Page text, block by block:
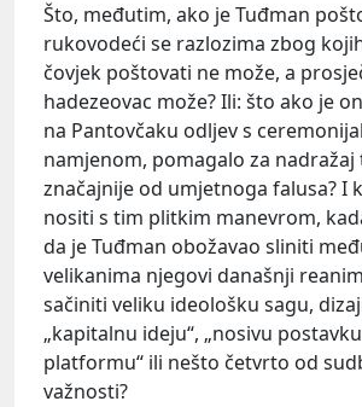
Što, međutim, ako je Tuđman
rukovodeći se razlozima zbog
čovjek poštovati ne može, a
hadezeovac može? Ili: što ako je
na Pantovčaku odljev s
namjenom, pomagalo za nadražaj
značajnije od umjetnoga falusa? I
nositi s tim plitkim manevrom,
da je Tuđman obožavao sliniti
velikanima njegovi današnji
sačiniti veliku ideološku sagu,
„kapitalnu ideju“, „nosivu
platformu“ ili nešto četvrto od
važnosti?